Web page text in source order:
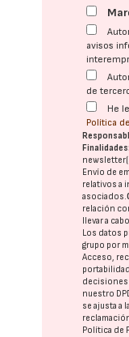
avisos
de
He
Política
Finalidades:
Envío de
relativos a
asociados.
relación
llevar a
Los datos
grupo por
Acceso,
decisiones
nuestro
se ajusta a
Política de